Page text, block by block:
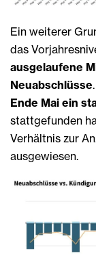
Ein weiterer
das
ausgelaufene
Neuabschlüsse
Ende Mai ein
stattgefunden
Verhältnis zur
ausgewiesen.